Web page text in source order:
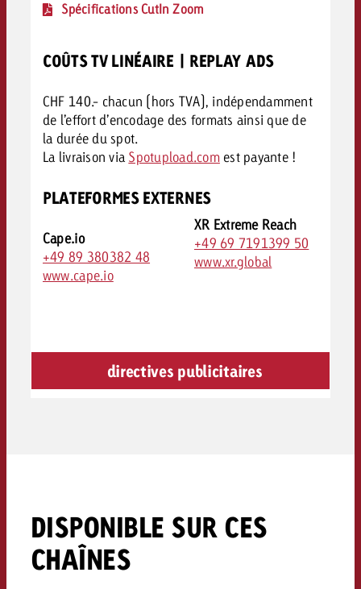
Spécifications CutIn Zoom
COÛTS TV LINÉAIRE | REPLAY ADS
CHF 140.- chacun (hors TVA), indépendamment
de l’effort d’encodage des formats ainsi que de
la durée du spot.
La livraison via Spotupload.comest payante !
PLATEFORMES EXTERNES
Cape.io
+49 89 380382 48
www.cape.io
XR Extreme Reach
+49 69 7191399 50
www.xr.global
directives publicitaires
DISPONIBLE SUR CES
CHAÎNES